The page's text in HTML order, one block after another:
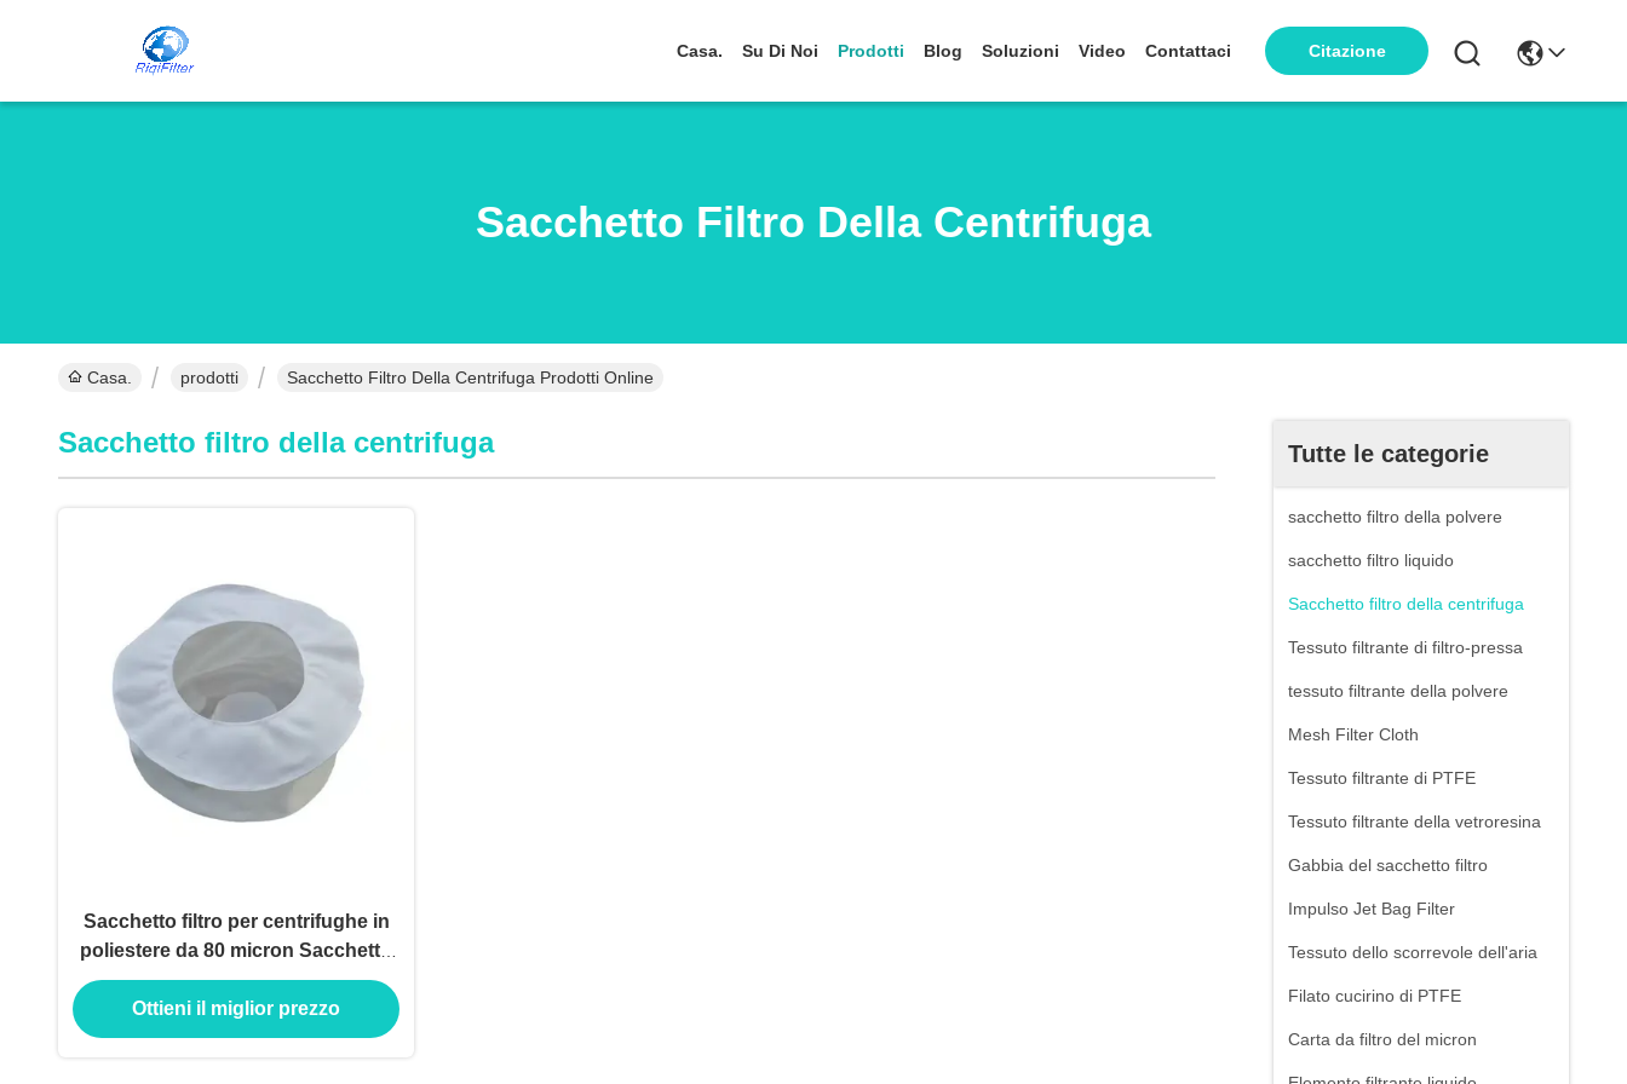
Casa. Su Di Noi Prodotti Blog Soluzioni Video Contattaci Citazione
Sacchetto Filtro Della Centrifuga
Casa. prodotti Sacchetto Filtro Della Centrifuga Prodotti Online
Tutte le categorie
sacchetto filtro della polvere
sacchetto filtro liquido
Sacchetto filtro della centrifuga
Tessuto filtrante di filtro-pressa
tessuto filtrante della polvere
Mesh Filter Cloth
Tessuto filtrante di PTFE
Tessuto filtrante della vetroresina
Gabbia del sacchetto filtro
Impulso Jet Bag Filter
Tessuto dello scorrevole dell'aria
Filato cucirino di PTFE
Carta da filtro del micron
Sacchetto filtro della centrifuga
Sacchetto filtro per centrifughe in
poliestere da 80 micron Sacchetto
filtro a maglia in polipropilene di
nylon
Ottieni il miglior prezzo